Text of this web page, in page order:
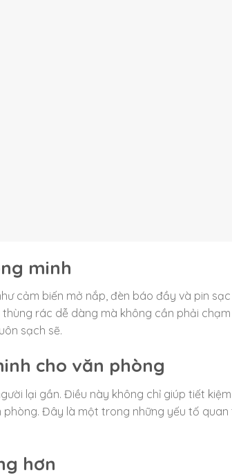
minh
cảm biến mở nắp, đèn báo đầy và pin
rác dễ dàng mà không cần phải
sạch sẽ.
cho văn phòng
lại gần. Điều này không chỉ giúp tiết
phòng. Đây là một trong những yếu tố
hơn